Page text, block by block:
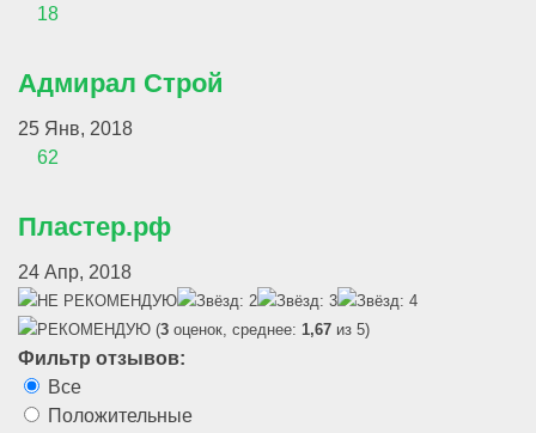
18
Адмирал Строй
25 Янв, 2018
62
Пластер.рф
24 Апр, 2018
(3 оценок, среднее: 1,67 из 5)
Фильтр отзывов:
Все
Положительные